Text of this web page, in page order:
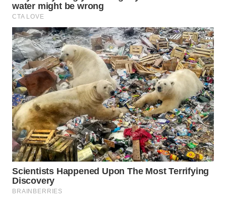
WAHANANEWS
WAHANANEWS
CO ID
WAHANANEWS
NET
WAHANA
SPORT
WAHANA
UMKM